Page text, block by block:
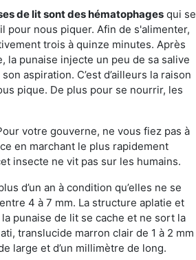
de lit sont des hématophages qui se
pour nous piquer. Afin de s'alimenter,
trois à quinze minutes. Après
la punaise injecte un peu de sa salive
aspiration. C’est d’ailleurs la raison
pique. De plus pour se nourrir, les
votre gouverne, ne vous fiez pas à
en marchant le plus rapidement
insecte ne vit pas sur les humains.
d’un an à condition qu’elles ne se
4 à 7 mm. La structure aplatie et
punaise de lit se cache et ne sort la
translucide marron clair de 1 à 2 mm
large et d’un millimètre de long.